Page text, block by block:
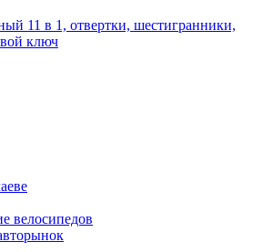
11 в 1, отвертки, шестигранники,
ключ
велосипедов